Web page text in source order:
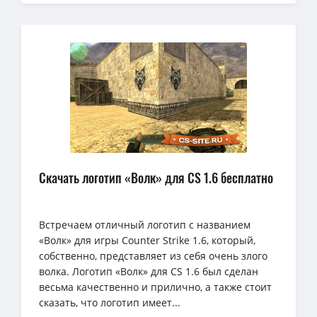
Скачать логотип «Волк» для CS 1.6 бесплатно
Встречаем отличный логотип с названием
«Волк» для игры Counter Strike 1.6, который,
собственно, представляет из себя очень злого
волка. Логотип «Волк» для CS 1.6 был сделан
весьма качественно и прилично, а также стоит
сказать, что логотип имеет...